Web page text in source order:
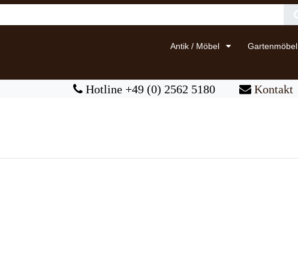
Antik / Möbel Gartenmöbel
Hotline +49 (0) 2562 5180 Kontakt